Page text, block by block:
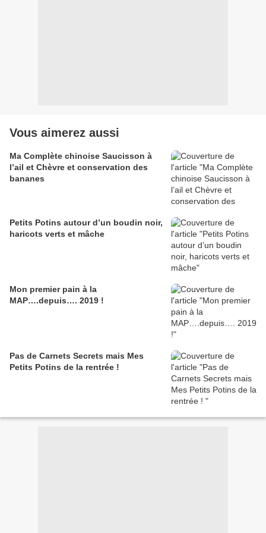
Vous aimerez aussi
Ma Complète chinoise Saucisson à
l’ail et Chèvre et conservation des
bananes
Petits Potins autour d’un boudin noir,
haricots verts et mâche
Mon premier pain à la
MAP….depuis…. 2019 !
Pas de Carnets Secrets mais Mes
Petits Potins de la rentrée !